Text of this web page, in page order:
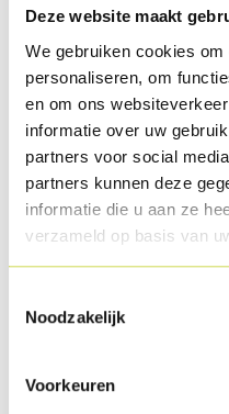
Deze website maakt
We gebruiken cookies
personaliseren, om
en om ons
informatie over uw
partners voor social
partners kunnen deze
informatie die u aan ze
verzameld op basis van
Noodzakelijk
Voorkeuren
Roast chicken
Reference: 121
Description
White poultry meat
Obtainable in bulk piece